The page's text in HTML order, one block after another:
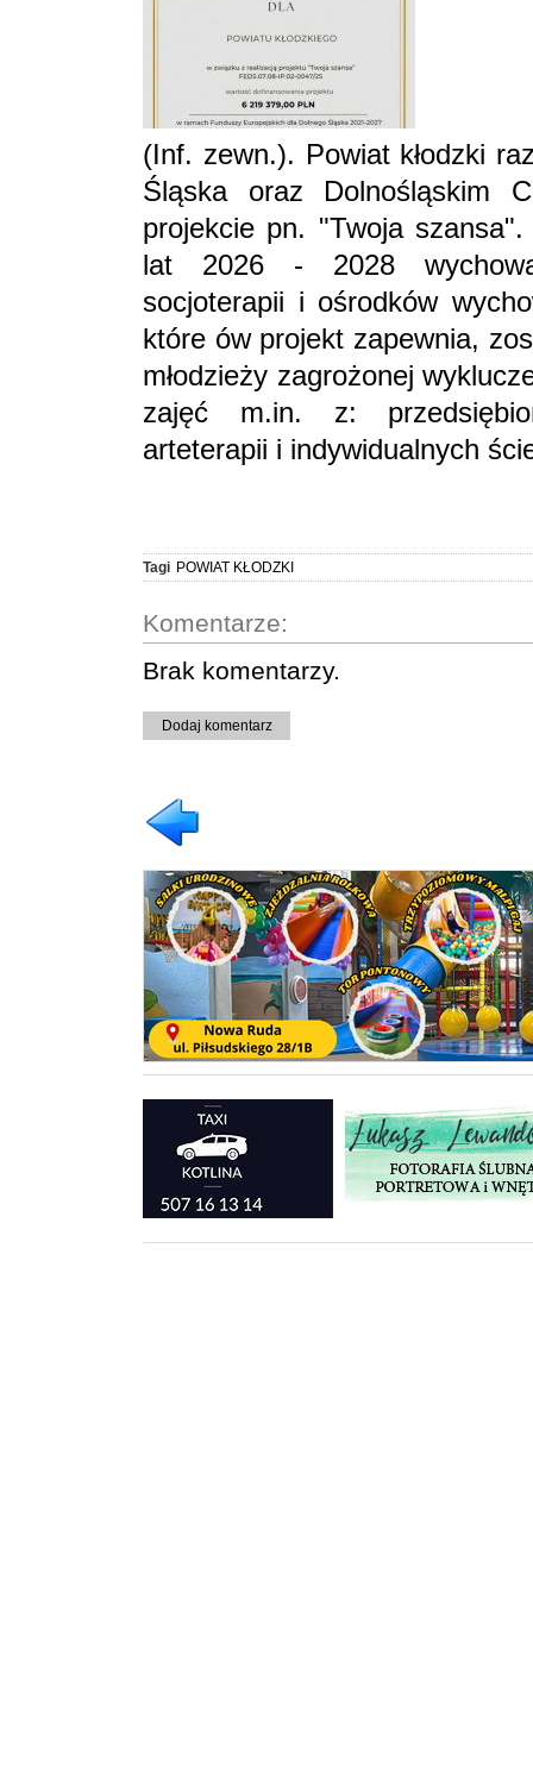
(Inf. zewn.). Powiat kłodzki
Śląska oraz Dolnośląskim
projekcie pn. "Twoja
lat 2026 - 2028
socjoterapii i ośrodków
które ów projekt zapewnia,
młodzieży zagrożonej
zajęć m.in. z:
arteterapii i indywidualnych
Tagi POWIAT KŁODZKI
Komentarze:
Brak komentarzy.
Dodaj komentarz